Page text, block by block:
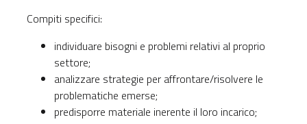
Compiti specifici:
individuare bisogni e problemi relativi al proprio
settore;
analizzare strategie per affrontare/risolvere le
problematiche emerse;
predisporre materiale inerente il loro incarico;